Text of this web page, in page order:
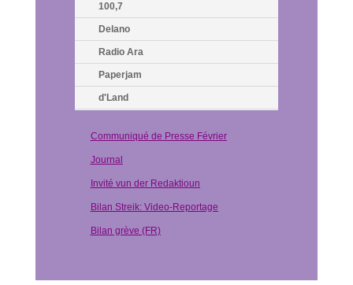
100,7
Delano
Radio Ara
Paperjam
d'Land
Communiqué de Presse Février
Journal
Invité vun der Redaktioun
Bilan Streik: Video-Reportage
Bilan grève (FR)